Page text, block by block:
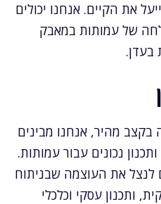
את הקיים. אנחנו יכולים
של עמותות במאבק
בעדן.
מהיר, אנחנו מבינים
נכונים עבור עמותות.
לנצל את העוצמה שבניתוח
ותכנון עסקי וכלכלי